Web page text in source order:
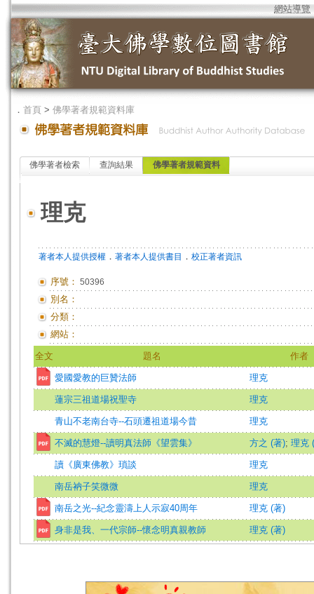
網站導覽
． 首頁 > 佛學著者規範資料庫
佛學著者檢索 查詢結果 佛學著者規範資料
理克
著者本人提供授權 ． 著者本人提供書目 ． 校正著者資訊
序號： 50396
別名：
分類：
網站：
全文 題名 作者
愛國愛教的巨贊法師 理克
蓮宗三祖道場祝聖寺 理克
青山不老南台寺--石頭遷祖道場今昔 理克
不滅的慧燈--讀明真法師《望雲集》 方之 (著); 理克
讀《廣東佛教》瑣談 理克
南岳衲子笑微微 理克
南岳之光--紀念靈濤上人示寂40周年 理克 (著)
身非是我、一代宗師--懷念明真親教師 理克 (著)